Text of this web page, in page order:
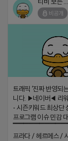
비공개
트래픽 ‘진짜 반영되
니다. ▶네이버◀ 리워
- 시즌키워드 최상단
프로그램 이슈 민감
프라다 / 헤르메스 /